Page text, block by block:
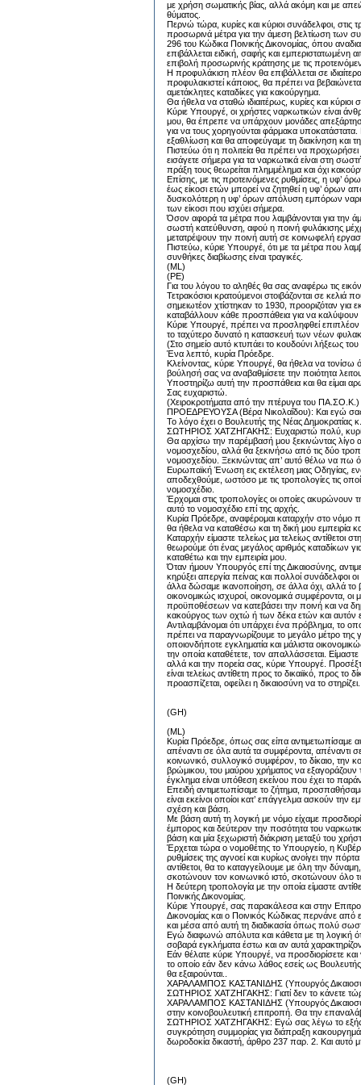
με χρήση σωματικής βίας, αλλά ακόμη και με
θύματος.
Περνώ τώρα, κυρίες και κύριοι συνάδελφοι, στις
προσωρινά μέτρα για την άμεση βελτίωση των
296 του Κώδικα Ποινικής Δικονομίας, όπου
επιβάλλεται ειδική, σαφής και εμπεριστατωμένη
επιβολή προσωρινής κράτησης με τις
Η προφυλάκιση πλέον θα επιβάλλεται σε
προφυλακιστεί κάποιος, θα πρέπει να
αμετάκλητες καταδίκες για κακούργημα.
Θα ήθελα να σταθώ ιδιαιτέρως, κυρίες και
Κύριε Υπουργέ, οι χρήστες ναρκωτικών είναι
μου, θα έπρεπε να υπάρχουν μονάδες
για να τους χορηγούνται φάρμακα
εξαθλίωση και θα αποφεύγαμε τη διακίνηση και
Πιστεύω ότι η πολιτεία θα πρέπει να
εισάγετε σήμερα για τα ναρκωτικά είναι στη
πράξη τους θεωρείται πλημμέλημα και όχι
Επίσης, με τις προτεινόμενες ρυθμίσεις, η υφ’
έως είκοσι ετών μπορεί να ζητηθεί η υφ’ όρων
δυσκολότερη η υφ’ όρων απόλυση εμπόρων
των είκοσι που ισχύει σήμερα.
Όσον αφορά τα μέτρα που λαμβάνονται για την
σωστή κατεύθυνση, αφού η ποινή φυλάκισης
μετατρέψουν την ποινή αυτή σε κοινωφελή
Πιστεύω, κύριε Υπουργέ, ότι με τα μέτρα που
συνθήκες διαβίωσης είναι τραγικές.
(ML)
(PE)
Για του λόγου το αληθές θα σας αναφέρω τις
Τετρακόσιοι κρατούμενοι στοιβάζονται σε κελιά
σημειωτέον χτίστηκαν το 1930, προοριζόταν
καταβάλλουν κάθε προσπάθεια για να
Κύριε Υπουργέ, πρέπει να προσληφθεί επιπλέον
το ταχύτερο δυνατό η κατασκευή των νέων
(Στο σημείο αυτό κτυπάει το κουδούνι λήξεως
Ένα λεπτό, κυρία Πρόεδρε.
Κλείνοντας, κύριε Υπουργέ, θα ήθελα να τονίσω
βούλησή σας να αναβαθμίσετε την ποιότητα
Υποστηρίζω αυτή την προσπάθεια και θα είμαι
Σας ευχαριστώ.
(Χειροκροτήματα από την πτέρυγα του ΠΑ.ΣΟ.Κ.)
ΠΡΟΕΔΡΕΥΟΥΣΑ (Βέρα Νικολαΐδου): Και εγώ
Το λόγο έχει ο Βουλευτής της Νέας Δημοκρατίας
ΣΩΤΗΡΙΟΣ ΧΑΤΖΗΓΑΚΗΣ: Ευχαριστώ πολύ,
Θα αρχίσω την παρέμβασή μου ξεκινώντας λίγο
νομοσχεδίου, αλλά θα ξεκινήσω από τις δύο
νομοσχεδίου. Ξεκινώντας απ’ αυτό θέλω να πω
Ευρωπαϊκή Ένωση εις εκτέλεση μιας Οδηγίας,
αποδεχθούμε, ωστόσο με τις τροπολογίες τις
νομοσχέδιο.
Έρχομαι στις τροπολογίες οι οποίες
αυτό το νομοσχέδιο επί της αρχής.
Κυρία Πρόεδρε, αναφέρομαι καταρχήν στο νόμο
θα ήθελα να καταθέσω και τη δική μου εμπειρία
Καταρχήν είμαστε τελείως μα τελείως αντίθετοι
θεωρούμε ότι ένας μεγάλος αριθμός καταδίκων
καταθέτω και την εμπειρία μου.
Όταν ήμουν Υπουργός επί της Δικαιοσύνης,
κηρύξει απεργία πείνας και πολλοί συνάδελφοι
άλλα δώσαμε ικανοποίηση, σε άλλα όχι, αλλά το
οικονομικώς ισχυροί, οικονομικά συμφέροντα, οι
προϋποθέσεων να κατεβάσει την ποινή και να
κακούργος των οχτώ ή των δέκα ετών και αυτόν
Αντιλαμβάνομαι ότι υπάρχει ένα πρόβλημα, το
πρέπει να παραγνωρίζουμε το μεγάλο μέτρο της
οποιονδήποτε εγκληματία και μάλιστα
την οποία καταθέτετε, τον απαλλάσσεται. Είμαστε
αλλά και την πορεία σας, κύριε Υπουργέ.
είναι τελείως αντίθετη προς το δικαιϊκό, προς
προασπίζεται, οφείλει η δικαιοσύνη να το στηρίζει.
(GH)
(ML)
Κυρία Πρόεδρε, όπως σας είπα αντιμετωπίσαμε
απέναντι σε όλα αυτά τα συμφέροντα, απέναντι
κοινωνικό, συλλογικό συμφέρον, το δίκαιο, την
βρώμικου, του μαύρου χρήματος να εξαγοράζουν
έγκλημα είναι υπόθεση εκείνου που έχει το
Επειδή αντιμετωπίσαμε το ζήτημα,
είναι εκείνοι οποίοι κατ’ επάγγελμα ασκούν την
σχέση και βάση.
Με βάση αυτή τη λογική με νόμο είχαμε
έμπορος και δεύτερον την ποσότητα του
βάση και μία ξεχωριστή διάκριση μεταξύ του
Έρχεται τώρα ο νομοθέτης το Υπουργείο, η
ρυθμίσεις της αγνοεί και κυρίως ανοίγει την
αντίθετοι, θα το καταγγείλουμε με όλη την
σκοτώνουν τον κοινωνικό ιστό, σκοτώνουν όλο
Η δεύτερη τροπολογία με την οποία είμαστε
Ποινικής Δικονομίας.
Κύριε Υπουργέ, σας παρακάλεσα και στην
Δικονομίας και ο Ποινικός Κώδικας περνάνε από
και μέσα από αυτή τη διαδικασία όπως πολύ
Εγώ διαφωνώ απόλυτα και κάθετα με τη λογική
σοβαρά εγκλήματα έστω και αν αυτά
Εάν θέλατε κύριε Υπουργέ, να προσδιορίσετε
το οποίο εάν δεν κάνω λάθος εσείς ως Βουλευτής
θα εξαιρούνται..
ΧΑΡΑΛΑΜΠΟΣ ΚΑΣΤΑΝΙΔΗΣ (Υπουργός
ΣΩΤΗΡΙΟΣ ΧΑΤΖΗΓΑΚΗΣ: Γιατί δεν το κάνετε
ΧΑΡΑΛΑΜΠΟΣ ΚΑΣΤΑΝΙΔΗΣ (Υπουργός
στην κοινοβουλευτική επιτροπή. Θα την
ΣΩΤΗΡΙΟΣ ΧΑΤΖΗΓΑΚΗΣ: Εγώ σας λέγω το εξής,
συγκρότηση συμμορίας για διάπραξη
δωροδοκία δικαστή, άρθρο 237 παρ. 2. Και αυτό
(GH)